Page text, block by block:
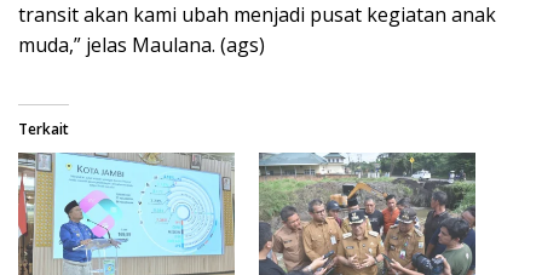
transit akan kami ubah menjadi pusat kegiatan anak
muda,” jelas Maulana. (ags)
Terkait